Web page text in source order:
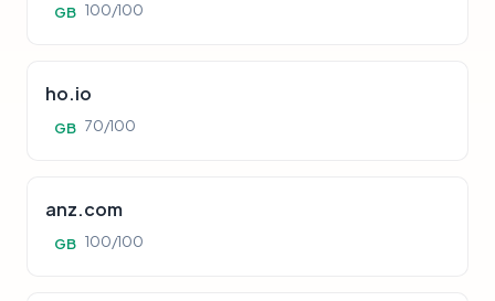
GB 100/100
ho.io
GB 70/100
anz.com
GB 100/100